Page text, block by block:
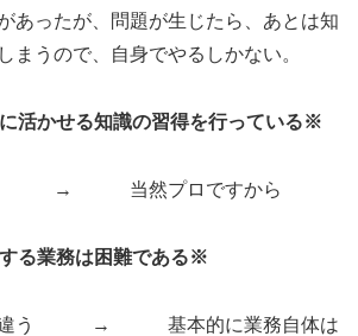
あったが、問題が生じたら、あとは知
まうので、自身でやるしかない。
に活かせる知識の習得を行っている※
り → 当然プロですから
する業務は困難である※
ば違う → 基本的に業務自体は